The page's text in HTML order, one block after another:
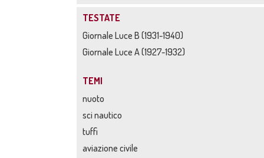
TESTATE
Giornale Luce B (1931-1940)
Giornale Luce A (1927-1932)
TEMI
nuoto
sci nautico
tuffi
aviazione civile